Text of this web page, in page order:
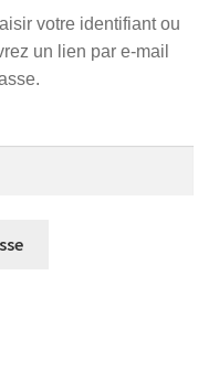
votre identifiant ou
un lien par e-mail